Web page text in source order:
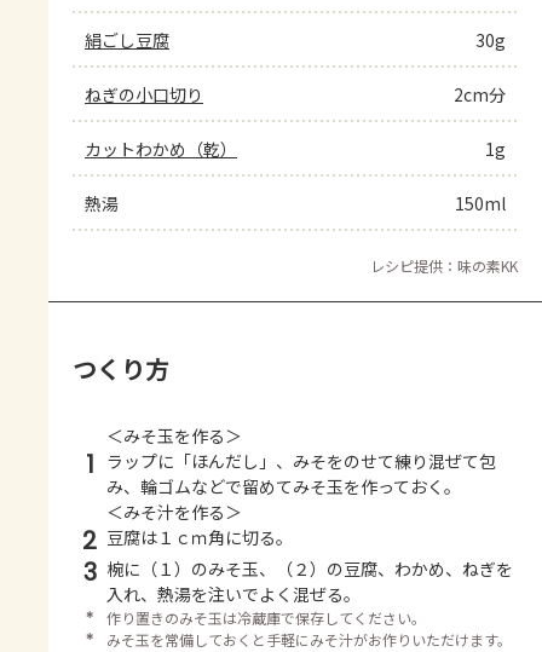
絹ごし豆腐 30g
ねぎの小口切り 2cm分
カットわかめ（乾） 1g
熱湯 150ml
レシピ提供：味の素KK
つくり方
＜みそ玉を作る＞
1 ラップに「ほんだし」、みそをのせて練り混ぜて包
み、輪ゴムなどで留めてみそ玉を作っておく。
＜みそ汁を作る＞
2 豆腐は１ｃｍ角に切る。
3 椀に（１）のみそ玉、（２）の豆腐、わかめ、ねぎを
入れ、熱湯を注いでよく混ぜる。
＊
作り置きのみそ玉は冷蔵庫で保存してください。
＊
みそ玉を常備しておくと手軽にみそ汁がお作りいただけます。